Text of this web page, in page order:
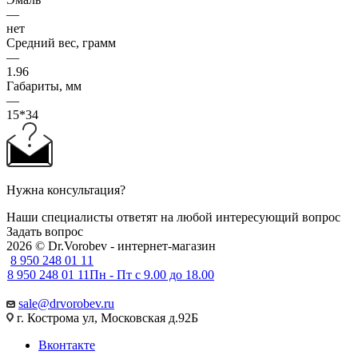
—
нет
Средний вес, грамм
—
1.96
Габариты, мм
—
15*34
Нужна консультация?
Наши специалисты ответят на любой интересующий вопрос
Задать вопрос
2026 © Dr.Vorobev - интернет-магазин
8 950 248 01 11
8 950 248 01 11Пн - Пт с 9.00 до 18.00
sale@drvorobev.ru
г. Кострома ул, Московская д.92Б
Вконтакте